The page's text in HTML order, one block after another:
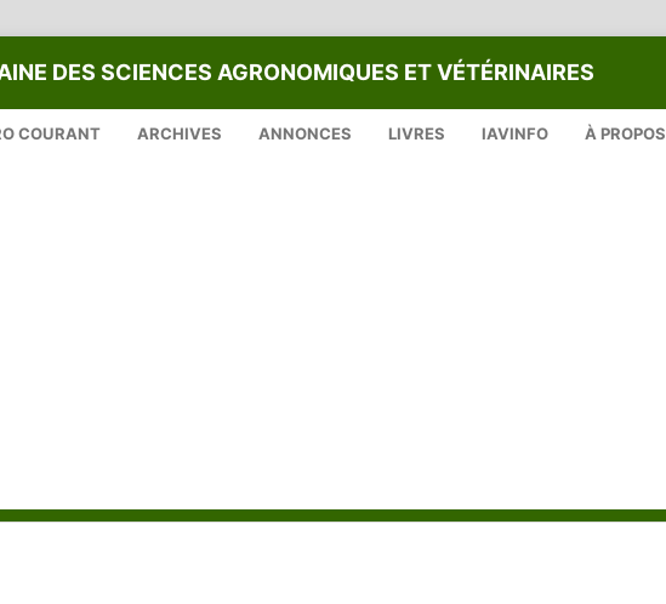
DES SCIENCES AGRONOMIQUES ET VÉTÉRINAIRES
COURANT ARCHIVES ANNONCES LIVRES IAVINFO À PROPOS